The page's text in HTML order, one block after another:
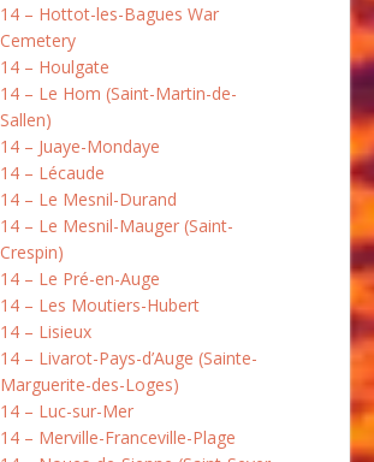
14 – Hottot-les-Bagues War
Cemetery
14 – Houlgate
14 – Le Hom (Saint-Martin-de-
Sallen)
14 – Juaye-Mondaye
14 – Lécaude
14 – Le Mesnil-Durand
14 – Le Mesnil-Mauger (Saint-
Crespin)
14 – Le Pré-en-Auge
14 – Les Moutiers-Hubert
14 – Lisieux
14 – Livarot-Pays-d’Auge (Sainte-
Marguerite-des-Loges)
14 – Luc-sur-Mer
14 – Merville-Franceville-Plage